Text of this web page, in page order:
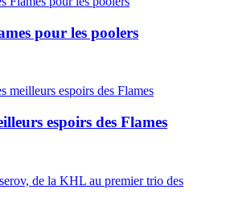
pour les poolers
espoirs des Flames